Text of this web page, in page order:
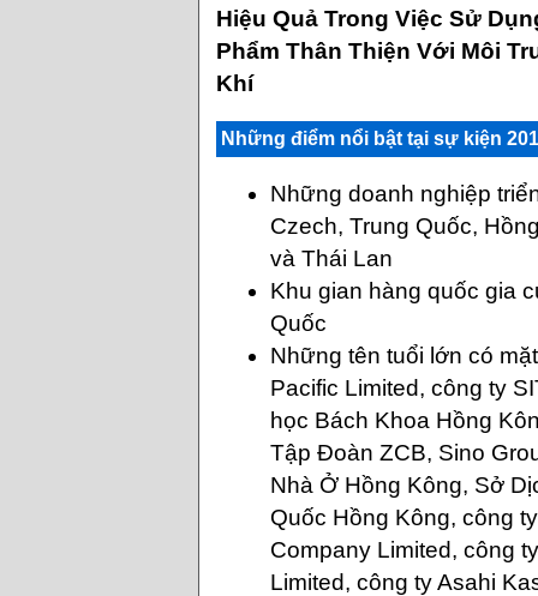
Hiệu Quả Trong Việc Sử
Phẩm Thân Thiện Với Môi
Khí
Những điểm nổi bật tại sự kiện
Những doanh nghiệp
Czech, Trung Quốc,
và Thái Lan
Khu gian hàng quốc gia
Quốc
Những tên tuổi lớn có
Pacific Limited, công ty
học Bách Khoa Hồng
Tập Đoàn ZCB, Sino
Nhà Ở Hồng Kông, Sở
Quốc Hồng Kông, công
Company Limited, công
Limited, công ty Asahi